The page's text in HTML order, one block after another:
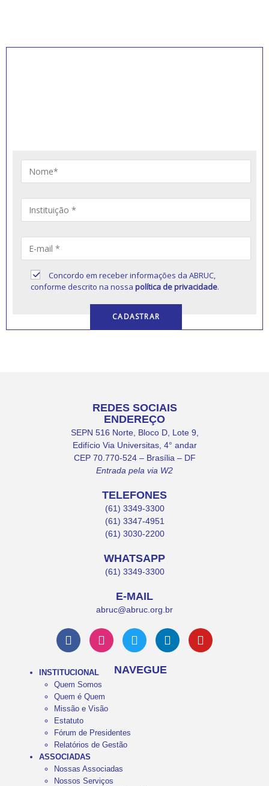
Concordo em receber informações da ABRUC,
conforme descrito na nossapolítica de privacidade.
REDES SOCIAIS
ENDEREÇO
SEPN 516 Norte, Bloco D, Lote 9,
Edifício Via Universitas, 4° andar
CEP 70.770-524 – Brasília – DF
Entrada pela via W2
TELEFONES
(61) 3349-3300
(61) 3347-4951
(61) 3030-2200
WHATSAPP
(61) 3349-3300
E-MAIL
abruc@abruc.org.br
NAVEGUE
INSTITUCIONAL
Quem Somos
Quem é Quem
Missão e Visão
Estatuto
Fórum de Presidentes
Relatórios de Gestão
ASSOCIADAS
Nossas Associadas
Nossos Serviços